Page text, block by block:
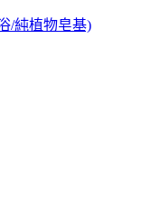
/純植物皂基)